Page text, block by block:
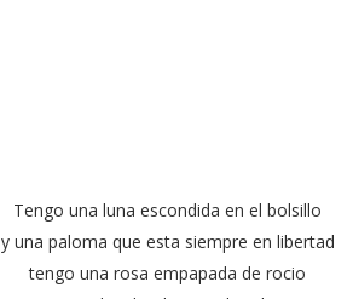
Tengo una luna escondida en el bolsillo
y una paloma que esta siempre en libertad
tengo una rosa empapada de rocio